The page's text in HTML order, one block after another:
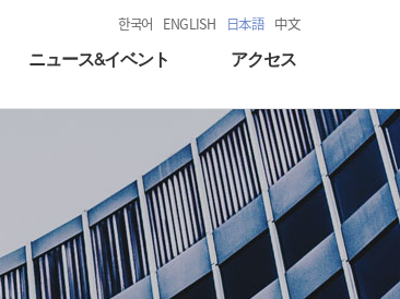
한국어 ENGLISH 日本語 中文
ニュース&イベント アクセス